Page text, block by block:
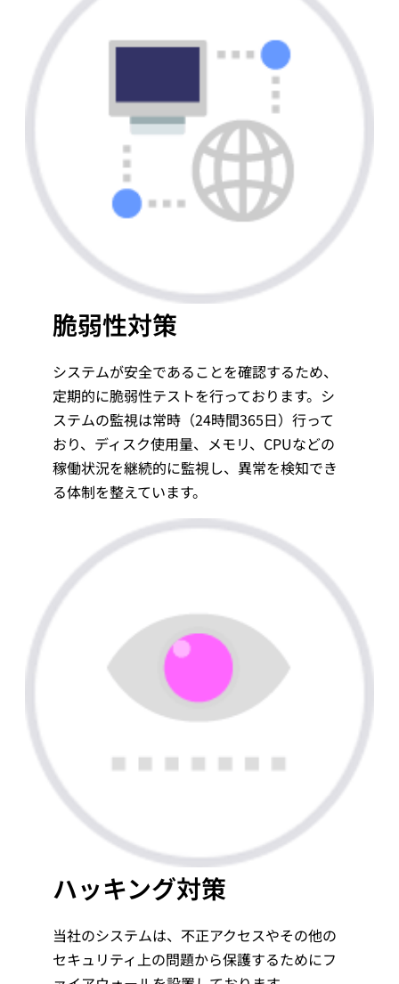
脆弱性対策
システムが安全であることを確認するため、
定期的に脆弱性テストを行っております。シ
ステムの監視は常時（24時間365日）行って
おり、ディスク使用量、メモリ、CPUなどの
稼働状況を継続的に監視し、異常を検知でき
る体制を整えています。
ハッキング対策
当社のシステムは、不正アクセスやその他の
セキュリティ上の問題から保護するためにフ